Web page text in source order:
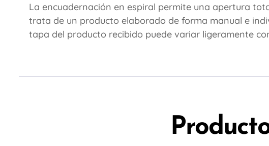
La encuadernación en espiral permite una apertura
trata de un producto elaborado de forma manual e
tapa del producto recibido puede variar ligeramente